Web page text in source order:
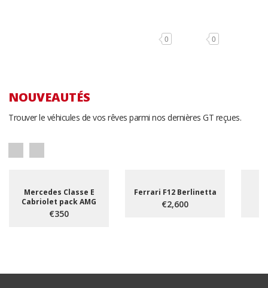
0 0
NOUVEAUTÉS
Trouver le véhicules de vos rêves parmi nos dernières GT reçues.
Mercedes Classe E
Cabriolet pack AMG
€350
Ferrari F12 Berlinetta
€2,600